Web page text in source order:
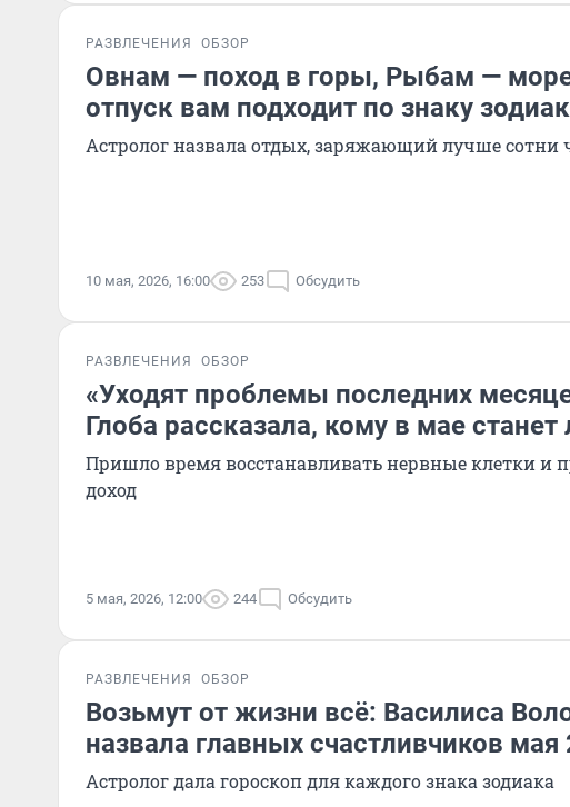
РАЗВЛЕЧЕНИЯ ОБЗОР
Овнам — поход в горы, Рыбам —
отпуск вам подходит по знаку
Астролог назвала отдых, заряжающий лучше сотни
10 мая, 2026, 16:00 253 Обсудить
РАЗВЛЕЧЕНИЯ ОБЗОР
«Уходят проблемы последних
Глоба рассказала, кому в мае станет
Пришло время восстанавливать нервные клетки и
доход
5 мая, 2026, 12:00 244 Обсудить
РАЗВЛЕЧЕНИЯ ОБЗОР
Возьмут от жизни всё: Василиса
назвала главных счастливчиков мая
Астролог дала гороскоп для каждого знака зодиака